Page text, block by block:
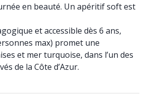
en beauté. Un apéritif soft est
et accessible dès 6 ans,
max) promet une
et mer turquoise, dans l’un des
de la Côte d’Azur.